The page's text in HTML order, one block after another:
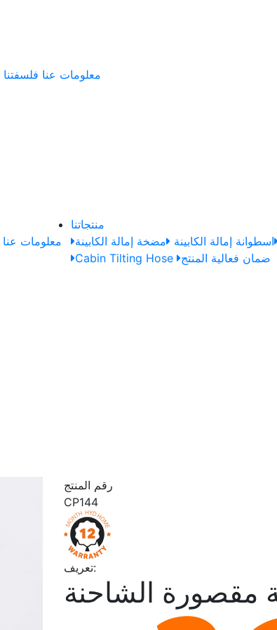
معلومات عنا فلسفتنا
معلومات عنا
منتجاتنا
اسطوانة إمالة الكابينة
مضخة إمالة الكابينة
Cabin Tilting Hose
ضمان فعالية المنتج
رقم المنتج
CP144
تعريف:
مقصورة الشاحنة